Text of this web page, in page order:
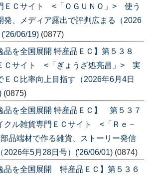
ＥＣサイト <「ＯＧＵＮＯ」> 使う
発、メディア露出で評判広まる（2026
06/19) (0877)
品を全国展開 特産品ＥＣ】第５３８
Ｃサイト <「ぎょうざ処亮昌」> 実
ＥＣ比率向上目指す（2026年6月4日
(0875)
品を全国展開 特産品ＥＣ】 第５３７
ル雑貨専門ＥＣサイト <「Ｒｅ－
品端材で作る雑貨、ストーリー発信
2026年5月28日号）('26/06/01) (0874)
品を全国展開 特産品ＥＣ】第５３６